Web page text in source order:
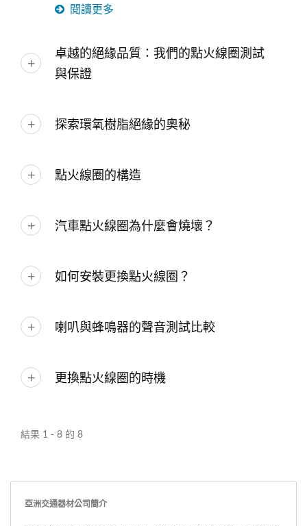
閱讀更多
卓越的絕緣品質：我們的點火線圈測試
與保證
探索環氧樹脂絕緣的奧秘
點火線圈的構造
汽車點火線圈為什麼會燒壞？
如何安裝更換點火線圈？
喇叭與蜂鳴器的聲音測試比較
更換點火線圈的時機
結果 1 - 8 的 8
亞洲交通器材公司簡介